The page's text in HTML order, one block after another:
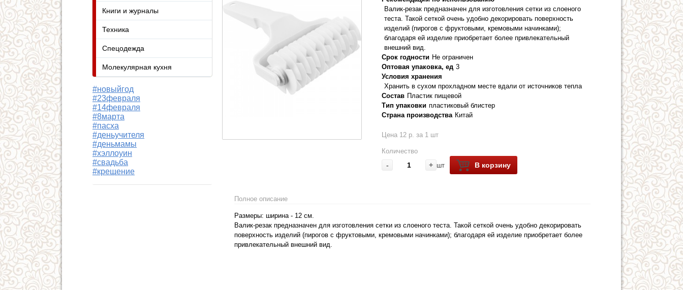
Валик-резак предназначен для изготовления сетки из слоеного
теста. Такой сеткой очень удобно декорировать поверхность
изделий (пирогов с фруктовыми, кремовыми начинками);
благодаря ей изделие приобретает более привлекательный
внешний вид.
Срок годности Не ограничен
Оптовая упаковка, ед 3
Условия хранения
Хранить в сухом прохладном месте вдали от источников тепла
Состав Пластик пищевой
Тип упаковки пластиковый блистер
Страна производства Китай
Цена 12 р. за 1 шт
Количество
- + шт В корзину
Полное описание
Размеры: ширина - 12 см.
Валик-резак предназначен для изготовления сетки из слоеного теста. Такой сеткой очень удобно декорировать
поверхность изделий (пирогов с фруктовыми, кремовыми начинками); благодаря ей изделие приобретает более
привлекательный внешний вид.
Книги и журналы
Техника
Спецодежда
Молекулярная кухня
#новыйгод
#23февраля
#14февраля
#8марта
#пасха
#деньучителя
#деньмамы
#хэллоуин
#свадьба
#крещение